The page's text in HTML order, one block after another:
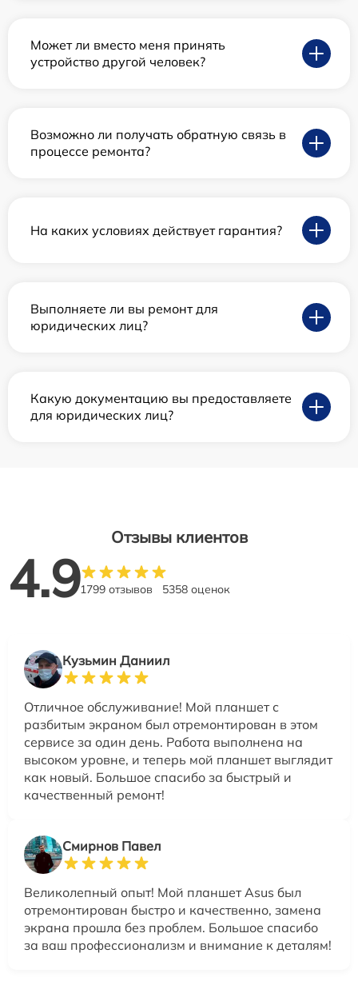
Может ли вместо меня принять
устройство другой человек?
Возможно ли получать обратную связь в
процессе ремонта?
На каких условиях действует гарантия?
Выполняете ли вы ремонт для
юридических лиц?
Какую документацию вы предоставляете
для юридических лиц?
Отзывы клиентов
4.91799 отзывов 5358 оценок
Кузьмин Даниил
Отличное обслуживание! Мой планшет с
разбитым экраном был отремонтирован в этом
сервисе за один день. Работа выполнена на
высоком уровне, и теперь мой планшет выглядит
как новый. Большое спасибо за быстрый и
качественный ремонт!
Смирнов Павел
Великолепный опыт! Мой планшет Asus был
отремонтирован быстро и качественно, замена
экрана прошла без проблем. Большое спасибо
за ваш профессионализм и внимание к деталям!